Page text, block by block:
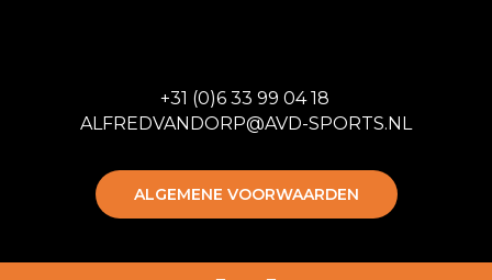
+31 (0)6 33 99 04 18
ALFREDVANDORP@AVD-SPORTS.NL
ALGEMENE VOORWAARDEN